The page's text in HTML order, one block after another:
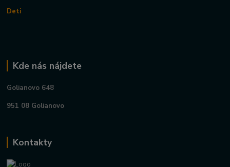
Deti
Kde nás nájdete
Golianovo 648
951 08 Golianovo
Kontakty